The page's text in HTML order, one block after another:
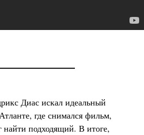
Диас искал идеальный
где снимался фильм,
найти подходящий. В итоге,